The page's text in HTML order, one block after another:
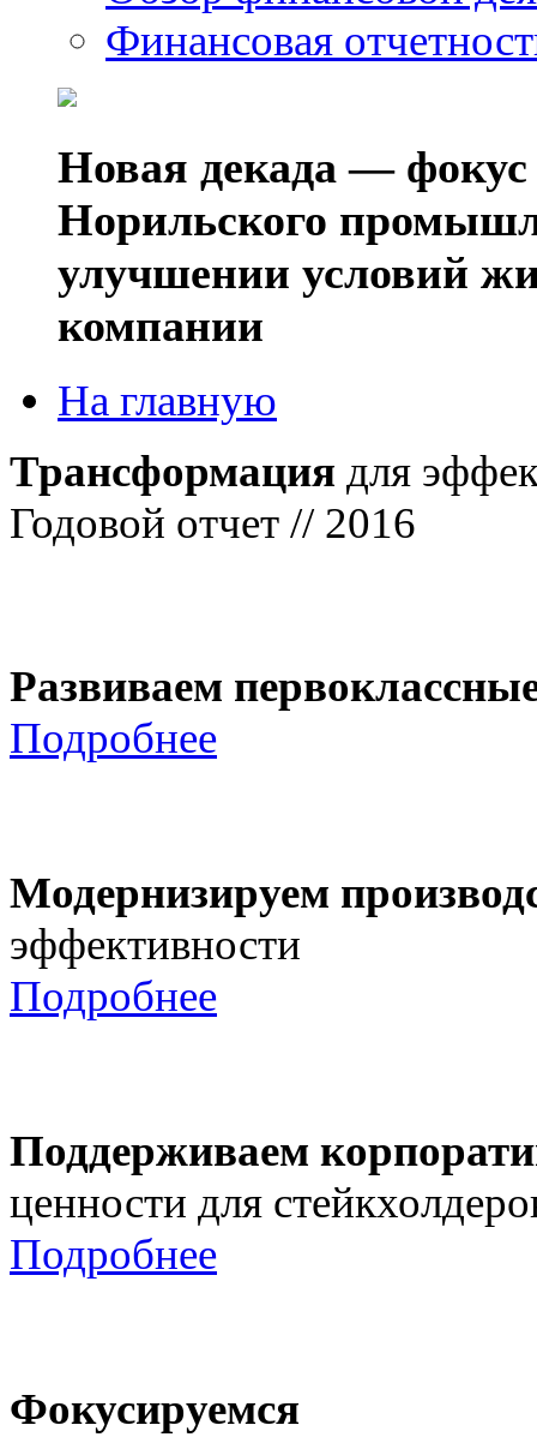
Финансовая
Новая декада — фокус
Норильского
улучшении условий
компании
На главную
Трансформация для
Годовой отчет // 2016
Развиваем
Подробнее
Модернизируем
эффективности
Подробнее
Поддерживаем
ценности для
Подробнее
Фокусируемся